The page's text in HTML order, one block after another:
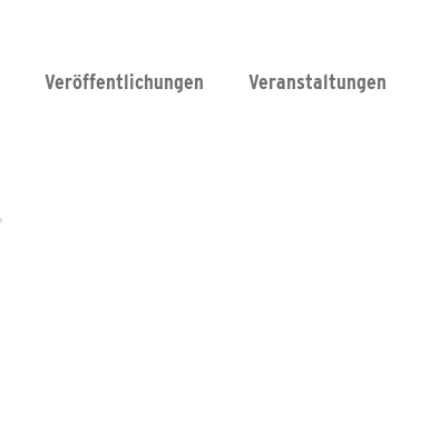
Veröffentlichungen Veranstaltungen